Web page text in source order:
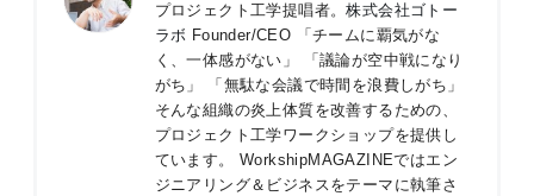
プロジェクト工学提唱者。株式会社ゴトー
ラボ Founder/CEO 「チームに覇気がな
く、一体感がない」 「議論が空中戦になり
がち」 「無駄な会議で時間を浪費しがち」
そんな組織の炎上体質を改善するための、
プロジェクト工学ワークショップを提供し
ています。 WorkshipMAGAZINEではエン
ジニアリング＆ビジネスをテーマに執筆さ